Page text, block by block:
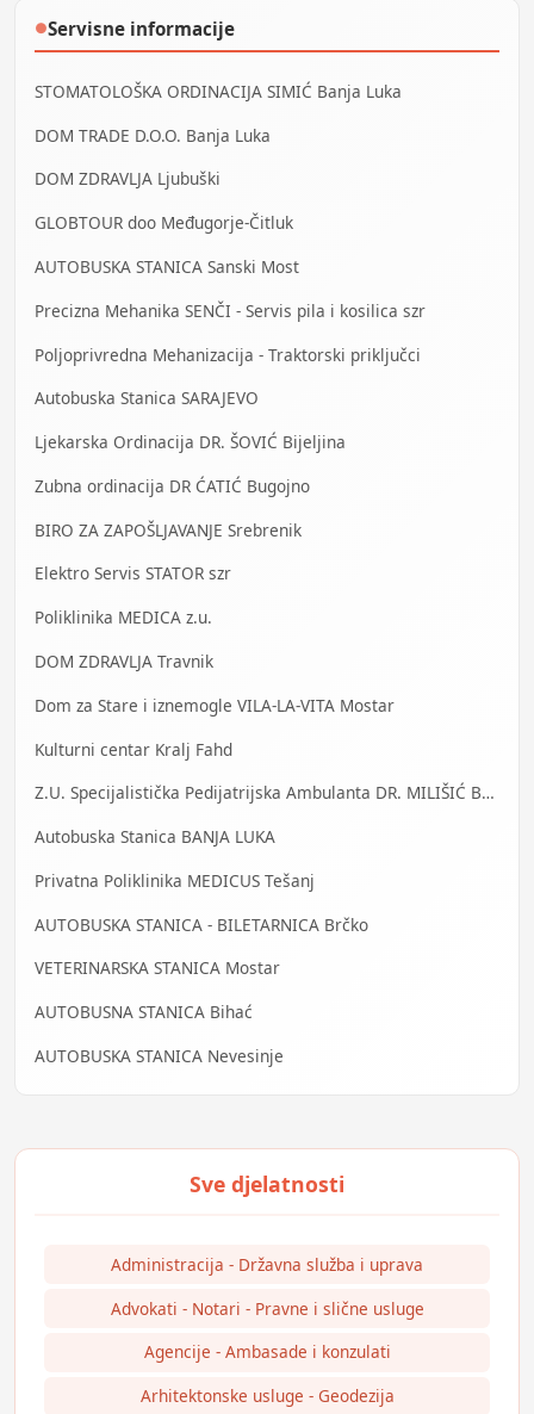
●Servisne informacije
STOMATOLOŠKA ORDINACIJA SIMIĆ Banja Luka
DOM TRADE D.O.O. Banja Luka
DOM ZDRAVLJA Ljubuški
GLOBTOUR doo Međugorje-Čitluk
AUTOBUSKA STANICA Sanski Most
Precizna Mehanika SENČI - Servis pila i kosilica szr
Poljoprivredna Mehanizacija - Traktorski priključci
Autobuska Stanica SARAJEVO
Ljekarska Ordinacija DR. ŠOVIĆ Bijeljina
Zubna ordinacija DR ĆATIĆ Bugojno
BIRO ZA ZAPOŠLJAVANJE Srebrenik
Elektro Servis STATOR szr
Poliklinika MEDICA z.u.
DOM ZDRAVLJA Travnik
Dom za Stare i iznemogle VILA-LA-VITA Mostar
Kulturni centar Kralj Fahd
Z.U. Specijalistička Pedijatrijska Ambulanta DR. MILIŠIĆ Banja Luka
Autobuska Stanica BANJA LUKA
Privatna Poliklinika MEDICUS Tešanj
AUTOBUSKA STANICA - BILETARNICA Brčko
VETERINARSKA STANICA Mostar
AUTOBUSNA STANICA Bihać
AUTOBUSKA STANICA Nevesinje
Administracija - Državna služba i uprava
Advokati - Notari - Pravne i slične usluge
Agencije - Ambasade i konzulati
Arhitektonske usluge - Geodezija